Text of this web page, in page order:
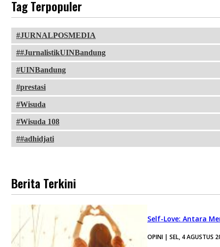
Tag Terpopuler
JURNALPOSMEDIA
#JurnalistikUINBandung
UINBandung
prestasi
Wisuda
Wisuda 108
#adhidjati
Berita Terkini
Self-Love: Antara
OPINI | SEL, 4 AGUSTUS